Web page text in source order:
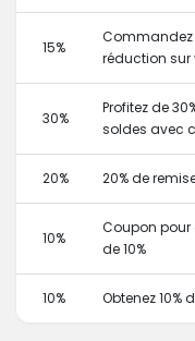
15%
Commandez
réduction sur
30%
Profitez de
soldes avec
20% 20% de
10%
Coupon pour
de 10%
10% Obtenez